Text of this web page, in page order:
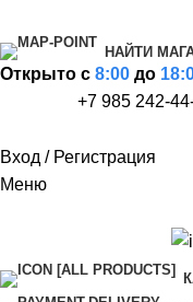
НАЙТИ
Открыто c 8:00 до
+7 985 242-
Вход / Регистрация
Меню